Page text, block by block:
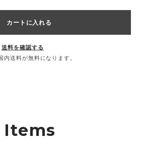
カートに入れる
送料を確認する
送料が無料になります。
Items